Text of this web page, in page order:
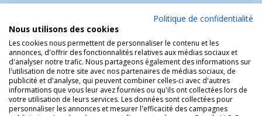
La Boutique des Chrétiens © | La boutique religieuse chrétienne de
Politique de confidentialité
Nous utilisons des cookies
Les cookies nous permettent de personnaliser le contenu et les
annonces, d'offrir des fonctionnalités relatives aux médias sociaux et
d'analyser notre trafic. Nous partageons également des informations sur
l'utilisation de notre site avec nos partenaires de médias sociaux, de
publicité et d'analyse, qui peuvent combiner celles-ci avec d'autres
informations que vous leur avez fournies ou qu'ils ont collectées lors de
votre utilisation de leurs services. Les données sont collectées pour
personnaliser les annonces et mesurer l'efficacité des campagnes